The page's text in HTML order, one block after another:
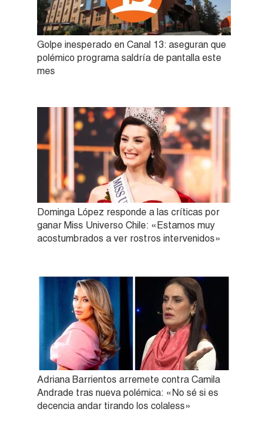
Golpe inesperado en Canal 13: aseguran que
polémico programa saldría de pantalla este
mes
Dominga López responde a las críticas por
ganar Miss Universo Chile: «Estamos muy
acostumbrados a ver rostros intervenidos»
Adriana Barrientos arremete contra Camila
Andrade tras nueva polémica: «No sé si es
decencia andar tirando los colaless»